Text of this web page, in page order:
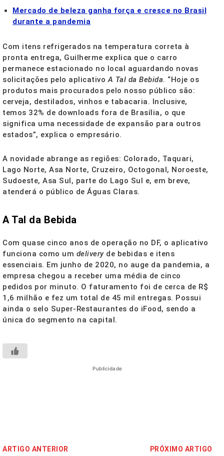
Mercado de beleza ganha força e cresce no Brasil
durante a pandemia
Com itens refrigerados na temperatura correta à
pronta entrega, Guilherme explica que o carro
permanece estacionado no local aguardando novas
solicitações pelo aplicativoA Tal da Bebida. “Hoje os
produtos mais procurados pelo nosso público são:
cerveja, destilados, vinhos e tabacaria. Inclusive,
temos 32% de downloads fora de Brasília, o que
significa uma necessidade de expansão para outros
estados”, explica o empresário.
A novidade abrange as regiões: Colorado, Taquari,
Lago Norte, Asa Norte, Cruzeiro, Octogonal, Noroeste,
Sudoeste, Asa Sul, parte do Lago Sul e, em breve,
atenderá o público de Águas Claras.
A Tal da Bebida
Com quase cinco anos de operação no DF, o aplicativo
funciona como um deliveryde bebidas e itens
essenciais. Em junho de 2020, no auge da pandemia, a
empresa chegou a receber uma média de cinco
pedidos por minuto. O faturamento foi de cerca de R$
1,6 milhão e fez um total de 45 mil entregas. Possui
ainda o selo Super-Restaurantes do iFood, sendo a
única do segmento na capital.
Publicidade
ARTIGO ANTERIOR PRÓXIMO ARTIGO